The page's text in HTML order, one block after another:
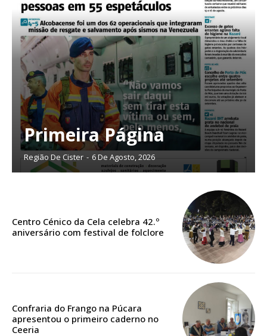
ASSINATURA
DIGITAL ANUAL
16€
12 meses
Acesso ao conteúdo online
Primeira Página
Região De Cister - 6 De Agosto, 2026
Centro Cénico da Cela celebra 42.º
aniversário com festival de folclore
Confraria do Frango na Púcara
apresentou o primeiro caderno no
Ceeria